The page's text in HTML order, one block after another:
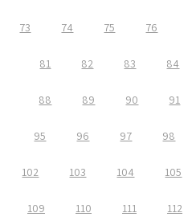
73 74 75 76
81 82 83 84
88 89 90 91
95 96 97 98
102 103 104 105
109 110 111 112